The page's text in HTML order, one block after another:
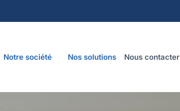
Notre société Nos solutions Nous contacter